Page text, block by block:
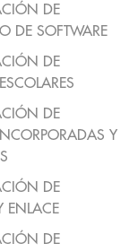
DE
DE SOFTWARE
DE
DE
Y
DE
ENLACE
DE